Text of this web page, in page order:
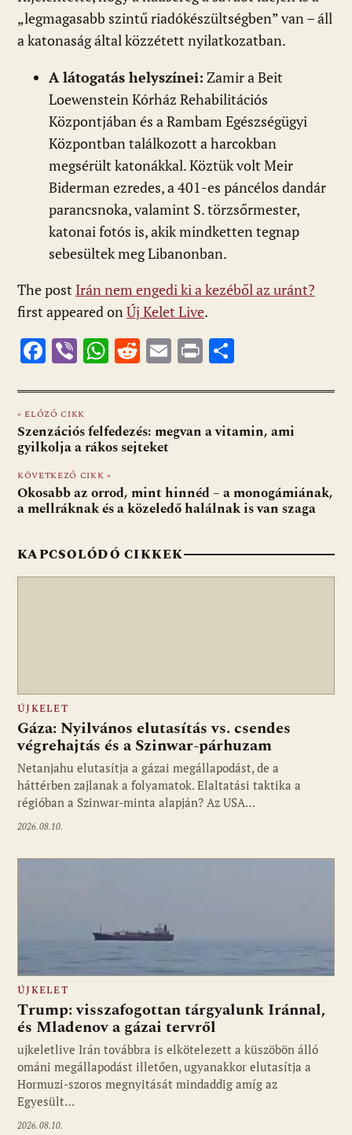
„legmagasabb szintű riadókészültségben” van – áll
a katonaság által közzétett nyilatkozatban.
A látogatás helyszínei: Zamir a Beit
Loewenstein Kórház Rehabilitációs
Központjában és a Rambam Egészségügyi
Központban találkozott a harcokban
megsérült katonákkal. Köztük volt Meir
Biderman ezredes, a 401-es páncélos dandár
parancsnoka, valamint S. törzsőrmester,
katonai fotós is, akik mindketten tegnap
sebesültek meg Libanonban.
The post Irán nem engedi ki a kezéből az uránt?
first appeared onÚj Kelet Live.
F
e
b
o
o
k
Vi
er
W
at
s
A
p
p
R
d
di
t
E
ai
l
Pr
t za
m
« ELŐZŐ CIKK
Szenzációs felfedezés: megvan a vitamin, ami
gyilkolja a rákos sejteket
KÖVETKEZŐ CIKK »
Okosabb az orrod, mint hinnéd – a monogámiának,
a mellráknak és a közeledő halálnak is van szaga
KAPCSOLÓDÓ CIKKEK
ÚJKELET
Gáza: Nyilvános elutasítás vs. csendes
végrehajtás és a Szinwar-párhuzam
Netanjahu elutasítja a gázai megállapodást, de a
háttérben zajlanak a folyamatok. Elaltatási taktika a
régióban a Szinwar-minta alapján? Az USA…
2026.08.10.
Fotó: ujkelet.live
ÚJKELET
Trump: visszafogottan tárgyalunk Iránnal,
és Mladenov a gázai tervről
ujkeletlive Irán továbbra is elkötelezett a küszöbön álló
ománi megállapodást illetően, ugyanakkor elutasítja a
Hormuzi-szoros megnyitását mindaddig amíg az
Egyesült…
2026.08.10.